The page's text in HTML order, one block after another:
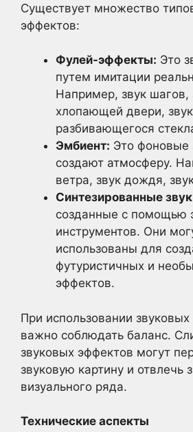
Существует множество
эффектов:
Фулей-эффекты: Это
путем имитации
Например, звук шагов,
хлопающей двери, звук
разбивающегося
Эмбиент: Это фоновые
создают атмосферу.
ветра, звук дождя,
Синтезированные
созданные с помощью
инструментов. Они
использованы для
футуристичных и
эффектов.
При использовании
важно соблюдать баланс.
звуковых эффектов могут
звуковую картину и отвлечь
визуального ряда.
Технические аспекты